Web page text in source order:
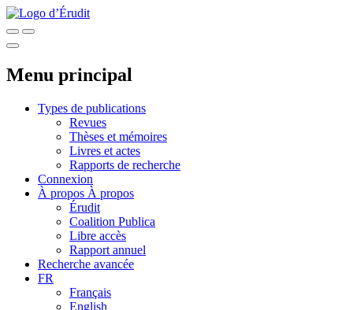
Menu principal
Types de publications
Revues
Thèses et mémoires
Livres et actes
Rapports de recherche
Connexion
À propos À propos
Érudit
Coalition Publica
Libre accès
Rapport annuel
Recherche avancée
FR
Français
English